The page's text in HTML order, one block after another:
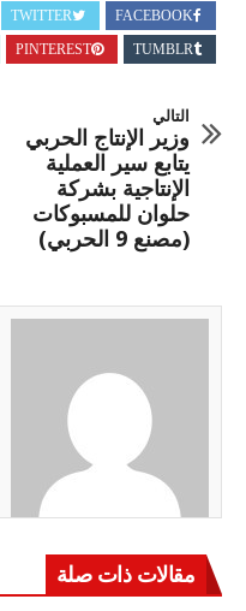
FACEBOOK
TWITTER
TUMBLR
PINTEREST
التالي
وزير الإنتاج الحربي
يتابع سير العملية
الإنتاجية بشركة
حلوان للمسبوكات
(مصنع 9 الحربي)
مقالات ذات صلة